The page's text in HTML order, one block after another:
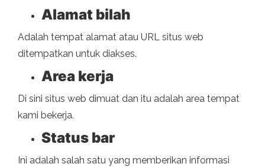
Alamat bilah
Adalah tempat alamat atau URL situs web
ditempatkan untuk diakses.
Area kerja
Di sini situs web dimuat dan itu adalah area tempat
kami bekerja.
Status bar
Ini adalah salah satu yang memberikan informasi